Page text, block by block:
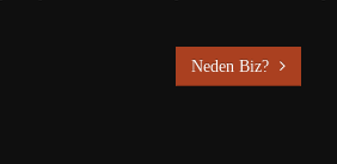
Neden Biz?